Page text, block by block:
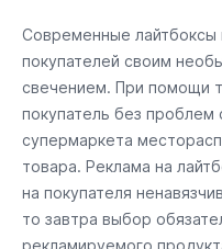
Современные лайтбоксы
покупателей своим
свечением. При помощи
покупатель без
супермаркета
товара. Реклама на
на покупателя
то завтра выбор
рекламируемого